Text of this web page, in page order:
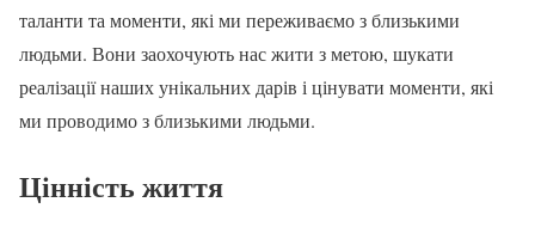
таланти та моменти, які ми переживаємо з близькими
людьми. Вони заохочують нас жити з метою, шукати
реалізації наших унікальних дарів і цінувати моменти, які
ми проводимо з близькими людьми.
Цінність життя